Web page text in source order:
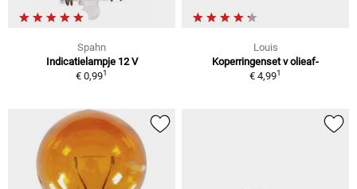
Spahn
Indicatielampje 12 V
€ 0,991
Louis
Koperringenset v olieaf-
€ 4,991